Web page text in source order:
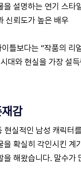
을 설명하는 연기 스타
신뢰도가 높은 배우
틀보다는 “작품의
대와 현실을 가장 설
감
실적인 남성 캐릭
확실히 각인시킨
해왔습니다. 말수